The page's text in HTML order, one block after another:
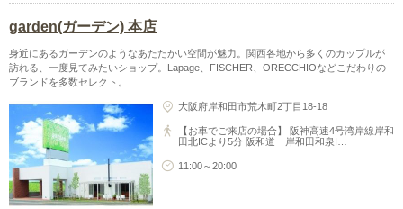
garden(ガーデン) 本店
身近にあるガーデンのようなあたたかい空間が魅力。関西各地から多くのカップルが
訪れる、一度見てみたいショップ。Lapage、FISCHER、ORECCHIOなどこだわりの
ブランドを多数セレクト。
大阪府岸和田市荒木町2丁目18-18
【お車でご来店の場合】 阪神高速4号湾岸線岸和
田北ICより5分 阪和道 岸和田和泉I…
11:00～20:00